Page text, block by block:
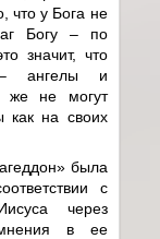
что у Бога не
Богу – по
значит, что
ангелы и
же не могут
как на своих
была
с
через
в ее